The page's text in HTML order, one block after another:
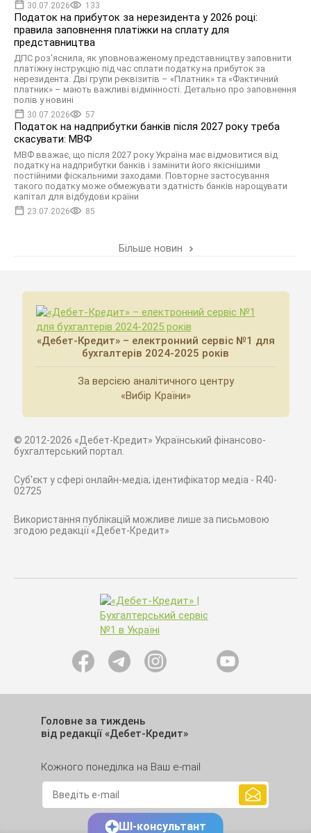
30.07.2026 133
Податок на прибуток за нерезидента у 2026 році:
правила заповнення платіжки на сплату для
представництва
ДПС роз'яснила, як уповноваженому представництву заповнити
платіжну інструкцію під час сплати податку на прибуток за
нерезидента. Дві групи реквізитів – «Платник» та «Фактичний
платник» – мають важливі відмінності. Детально про заповнення
полів у новині
30.07.2026 57
Податок на надприбутки банків після 2027 року треба
скасувати: МВФ
МВФ вважає, що після 2027 року Україна має відмовитися від
податку на надприбутки банків і замінити його якіснішими
постійними фіскальними заходами. Повторне застосування
такого податку може обмежувати здатність банків нарощувати
капітал для відбудови країни
23.07.2026 85
Більше новин
«Дебет-Кредит» – електронний сервіс №1 для
бухгалтерів 2024-2025 років
За версією аналітичного центру
«Вибір Країни»
© 2012-2026 «Дебет-Кредит» Український фінансово-
бухгалтерський портал.
Суб'єкт у сфері онлайн-медіа; ідентифікатор медіа - R40-
02725
Використання публікацій можливе лише за письмовою
згодою редакції «Дебет-Кредит»
Головне за тиждень
від редакції «Дебет-Кредит»
Кожного понеділка на Ваш e-mail
ШІ-консультант